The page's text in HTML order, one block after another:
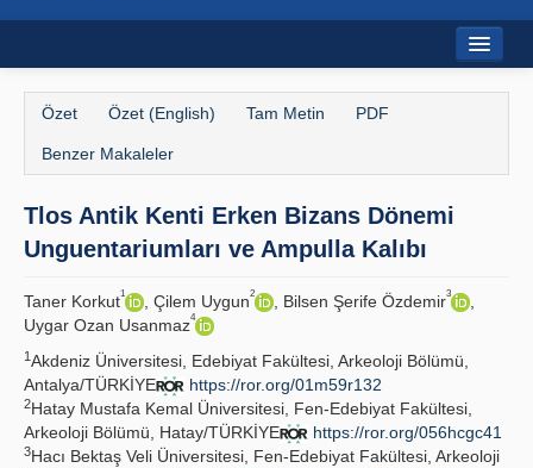
Dergi Kurulları
Yazım Kuralları
Yayın Politikaları
Kılavuzlar
İletişim
Özet Özet (English) Tam Metin PDF
Benzer Makaleler
Tlos Antik Kenti Erken Bizans Dönemi
Unguentariumları ve Ampulla Kalıbı
Taner Korkut1 , Çilem Uygun2 , Bilsen Şerife Özdemir3
Uygar Ozan Usanmaz4
1Akdeniz Üniversitesi, Edebiyat Fakültesi, Arkeoloji Bölümü,
Antalya/TÜRKİYE
https://ror.org/01m59r132
2Hatay Mustafa Kemal Üniversitesi, Fen-Edebiyat Fakültesi,
Arkeoloji Bölümü, Hatay/TÜRKİYE
https://ror.org/056hcgc41
3Hacı Bektaş Veli Üniversitesi, Fen-Edebiyat Fakültesi, Arkeoloji